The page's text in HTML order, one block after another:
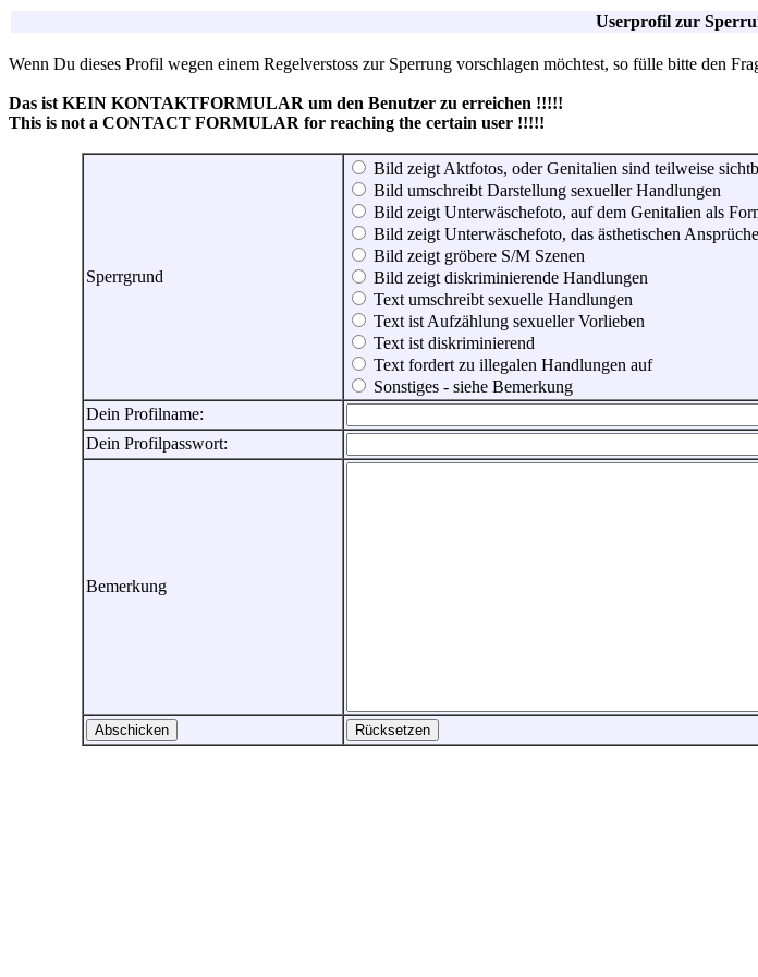
Userprofil zur
Wenn Du dieses Profil wegen einem Regelverstoss zur Sperrung vorschlagen möchtest, so fülle bitte den
Das ist KEIN KONTAKTFORMULAR um den Benutzer zu erreichen !!!!!
This is not a CONTACT FORMULAR for reaching the certain user !!!!!
Sperrgrund
Bild zeigt Aktfotos, oder Genitalien sind teilweise
Bild umschreibt Darstellung sexueller Handlungen
Bild zeigt Unterwäschefoto, auf dem Genitalien als
Bild zeigt Unterwäschefoto, das ästhetischen
Bild zeigt gröbere S/M Szenen
Bild zeigt diskriminierende Handlungen
Text umschreibt sexuelle Handlungen
Text ist Aufzählung sexueller Vorlieben
Text ist diskriminierend
Text fordert zu illegalen Handlungen auf
Sonstiges - siehe Bemerkung
Dein Profilname:
Dein Profilpasswort:
Bemerkung